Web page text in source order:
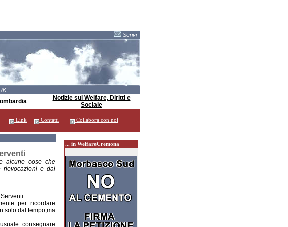
Scrivi
Notizie sul Welfare, Diritti e
Sociale
Link Contatti Collabora con noi
alcune cose che
rievocazioni e dai
per ricordare
solo dal tempo,ma
consegnare
... in WelfareCremona